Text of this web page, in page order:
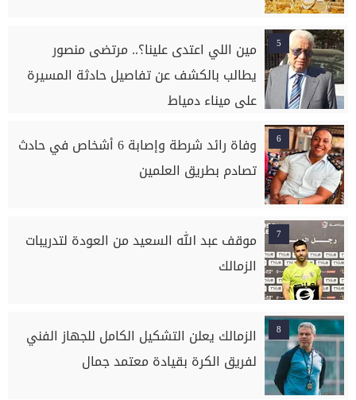
5
مين اللي اعتدى علينا؟.. مرتضى منصور
يطالب بالكشف عن تفاصيل حادثة المسيرة
على ميناء دمياط
6
وفاة رائد شرطة وإصابة 6 أشخاص في حادث
تصادم بطريق العلمين
7
موقف عبد الله السعيد من العودة لتدريبات
الزمالك
8
الزمالك يعلن التشكيل الكامل للجهاز الفني
لفريق الكرة بقيادة معتمد جمال